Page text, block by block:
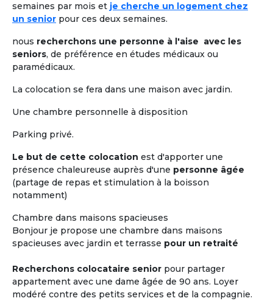
semaines par mois et je cherche un logement chez
un senior pour ces deux semaines.
nous recherchons une personne à l'aise avec les
seniors, de préférence en études médicaux ou
paramédicaux.
La colocation se fera dans une maison avec jardin.
Une chambre personnelle à disposition
Parking privé.
Le but de cette colocation est d'apporter une
présence chaleureuse auprès d'une personne âgée
(partage de repas et stimulation à la boisson
notamment)
Chambre dans maisons spacieuses
Bonjour je propose une chambre dans maisons
spacieuses avec jardin et terrasse pour un retraité
Recherchons colocataire senior pour partager
appartement avec une dame âgée de 90 ans. Loyer
modéré contre des petits services et de la compagnie.